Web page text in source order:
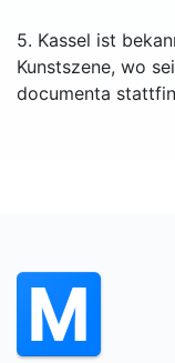
5. Kassel ist
Kunstszene, wo
documenta